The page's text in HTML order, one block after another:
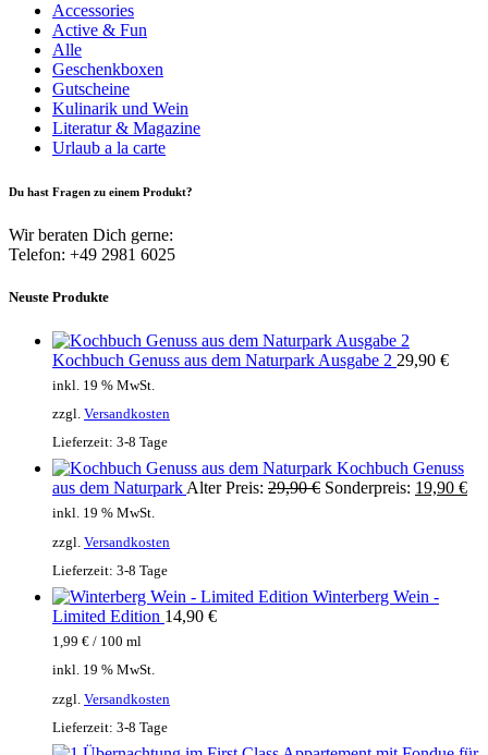
Accessories
Active & Fun
Alle
Geschenkboxen
Gutscheine
Kulinarik und Wein
Literatur & Magazine
Urlaub a la carte
Du hast Fragen zu einem Produkt?
Wir beraten Dich gerne:
Telefon: +49 2981 6025
Neuste Produkte
Kochbuch Genuss aus dem Naturpark Ausgabe 2 29,90 €
inkl. 19 % MwSt.
zzgl. Versandkosten
Lieferzeit: 3-8 Tage
Kochbuch Genuss
aus dem Naturpark Alter Preis: 29,90€ Sonderpreis: 19,90 €
inkl. 19 % MwSt.
zzgl. Versandkosten
Lieferzeit: 3-8 Tage
Winterberg Wein -
Limited Edition 14,90 €
1,99 € / 100 ml
inkl. 19 % MwSt.
zzgl. Versandkosten
Lieferzeit: 3-8 Tage